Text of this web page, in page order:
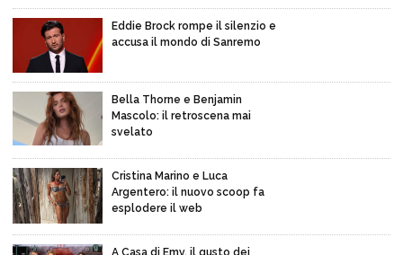
Eddie Brock rompe il silenzio e
accusa il mondo di Sanremo
Bella Thorne e Benjamin
Mascolo: il retroscena mai
svelato
Cristina Marino e Luca
Argentero: il nuovo scoop fa
esplodere il web
A Casa di Emy, il gusto dei